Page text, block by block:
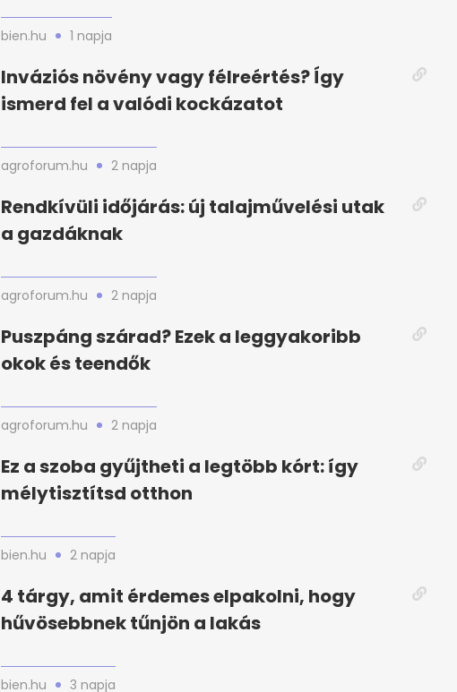
bien.hu 1 napja
Inváziós növény vagy félreértés? Így
ismerd fel a valódi kockázatot
agroforum.hu 2 napja
Rendkívüli időjárás: új talajművelési utak
a gazdáknak
agroforum.hu 2 napja
Puszpáng szárad? Ezek a leggyakoribb
okok és teendők
agroforum.hu 2 napja
Ez a szoba gyűjtheti a legtöbb kórt: így
mélytisztítsd otthon
bien.hu 2 napja
4 tárgy, amit érdemes elpakolni, hogy
hűvösebbnek tűnjön a lakás
bien.hu 3 napja